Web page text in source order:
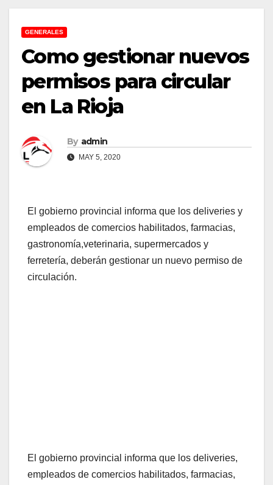
GENERALES
Como gestionar nuevos
permisos para circular
en La Rioja
By admin
MAY 5, 2020
El gobierno provincial informa que los deliveries y
empleados de comercios habilitados, farmacias,
gastronomía,veterinaria, supermercados y
ferretería, deberán gestionar un nuevo permiso de
circulación.
El gobierno provincial informa que los deliveries,
empleados de comercios habilitados, farmacias,